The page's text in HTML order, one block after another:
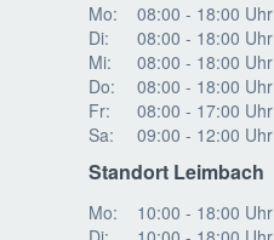
Mo:
08:00 - 18:00 Uhr
Di:
08:00 - 18:00 Uhr
Mi:
08:00 - 18:00 Uhr
Do:
08:00 - 18:00 Uhr
Fr:
08:00 - 17:00 Uhr
Sa:
09:00 - 12:00 Uhr
Standort Leimbach
Mo:
10:00 - 18:00 Uhr